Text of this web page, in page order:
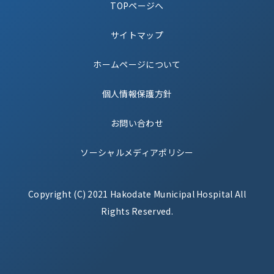
TOPページへ
サイトマップ
ホームページについて
個人情報保護方針
お問い合わせ
ソーシャルメディアポリシー
Copyright (C) 2021 Hakodate Municipal Hospital All
Rights Reserved.